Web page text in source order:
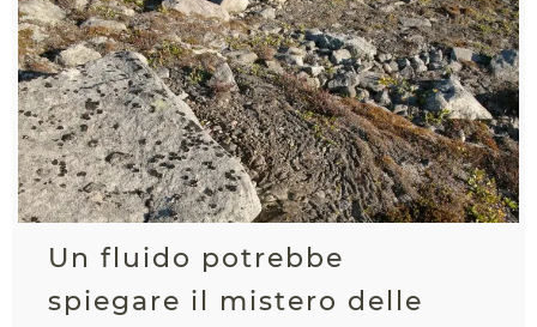
Un fluido potrebbe
spiegare il mistero delle